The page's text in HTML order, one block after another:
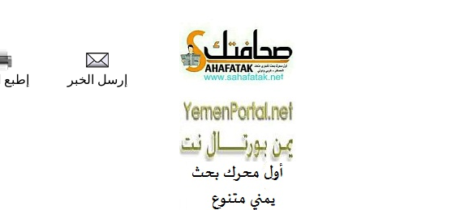
إرسل الخبر إطبع